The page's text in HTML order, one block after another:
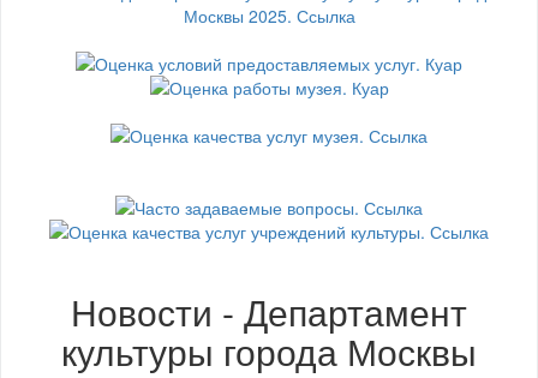
Новости - Департамент
культуры города Москвы